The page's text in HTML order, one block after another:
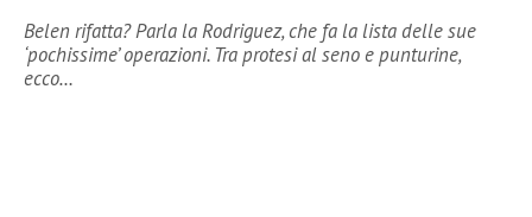
Belen rifatta? Parla la Rodriguez, che fa la lista delle sue
‘pochissime’ operazioni. Tra protesi al seno e punturine,
ecco…